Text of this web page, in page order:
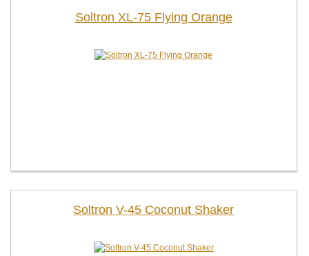
Soltron XL-75 Flying Orange
Soltron V-45 Coconut Shaker